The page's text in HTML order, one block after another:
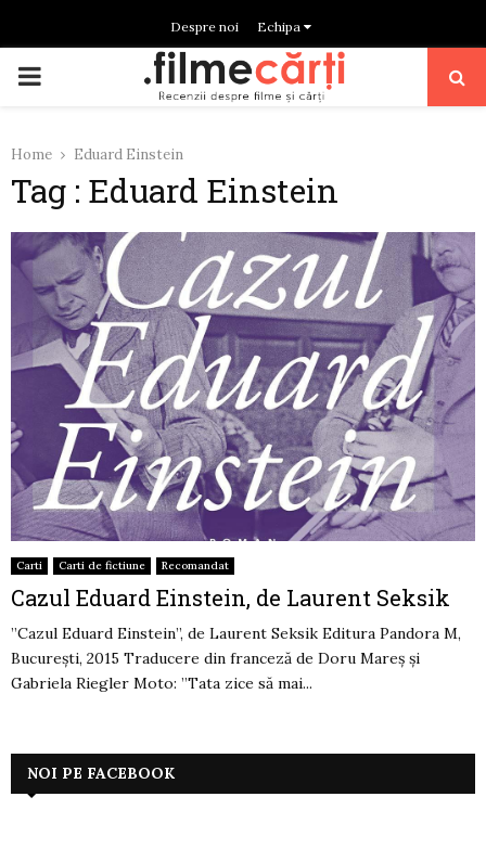
Despre noi Echipa
PRIMARY
Home Eduard Einstein
Tag : Eduard Einstein
Carti Carti de fictiune Recomandat
Cazul Eduard Einstein, de Laurent Seksik
”Cazul Eduard Einstein”, de Laurent Seksik Editura Pandora M,
București, 2015 Traducere din franceză de Doru Mareș și
Gabriela Riegler Moto: ”Tata zice să mai...
NOI PE FACEBOOK